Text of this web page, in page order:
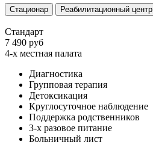
Стационар Реабилитационный центр
Стандарт
7 490 руб
4-х местная палата
Диагностика
Групповая терапия
Детоксикация
Круглосуточное наблюдение
Поддержка родственников
3-х разовое питание
Больничный лист